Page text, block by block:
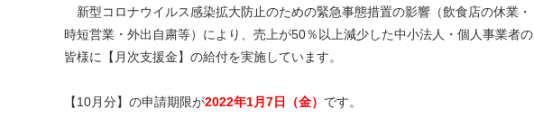
新型コロナウイルス感染拡大防止のための緊急事態措置の影響（飲食店の休業・
時短営業・外出自粛等）により、売上が50％以上減少した中小法人・個人事業者の
皆様に【月次支援金】の給付を実施しています。
【10月分】の申請期限が2022年1月7日（金） です。